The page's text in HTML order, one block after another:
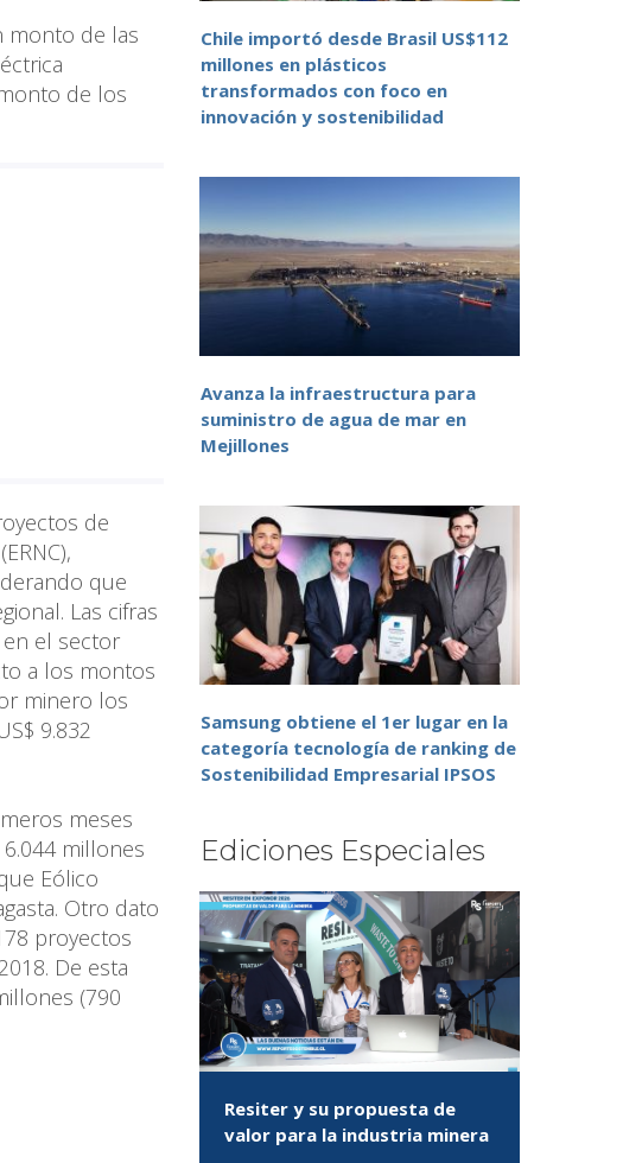
monto de las
de los
de
que
Las cifras
en el sector
a los montos
minero los
9.832
meses
millones
Eólico
Otro dato
proyectos
De esta
(790
Chile importó desde Brasil US$112
millones en plásticos
transformados con foco en
innovación y sostenibilidad
Avanza la infraestructura para
suministro de agua de mar en
Mejillones
Samsung obtiene el 1er lugar en la
categoría tecnología de ranking de
Sostenibilidad Empresarial IPSOS
Ediciones Especiales
Resiter y su propuesta de
valor para la industria minera